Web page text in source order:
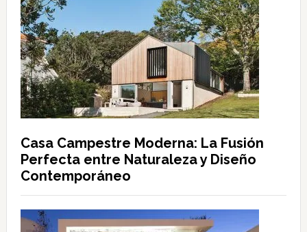
Casa Campestre Moderna: La Fusión
Perfecta entre Naturaleza y Diseño
Contemporáneo